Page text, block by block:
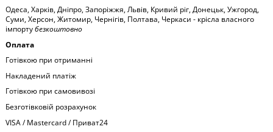
Одеса, Харків, Дніпро, Запоріжжя, Львів, Кривий ріг, Донецьк, Ужгород,
Суми, Херсон, Житомир, Чернігів, Полтава, Черкаси - крісла власного
імпортубезкоштовно
Оплата
Готівкою при отриманні
Накладений платіж
Готівкою при самовивозі
Безготівковій розрахунок
VISA / Mastercard / Приват24